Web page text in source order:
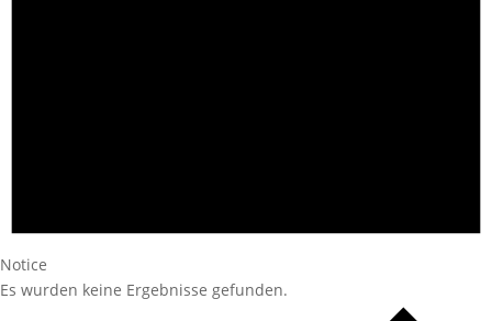
Notice
Es wurden keine Ergebnisse gefunden.